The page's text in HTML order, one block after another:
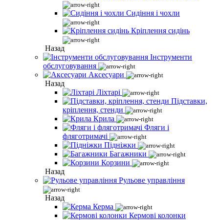
Сидіння і чохли
Кріплення сидінь
Назад
Інструменти
обслуговування
Аксесуари
Назад
Ліхтарі
Підставки,
кріплення, стенди
Крила
Фляги і
фляготримачі
Підніжки
Багажники
Корзини
Назад
Рульове управління
Назад
Керма
Кермові колонки